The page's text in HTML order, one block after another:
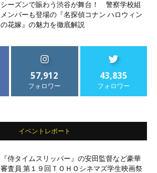
シーズンで賑わう渋谷が舞台！ 警察学校組
メンバーも登場の『名探偵コナン ハロウィン
の花嫁』の魅力を徹底解説
57,912
フォロワー
43,835
フォロワー
イベントレポート
『侍タイムスリッパー』の安田監督など豪華
審査員 第１９回ＴＯＨＯシネマズ学生映画祭